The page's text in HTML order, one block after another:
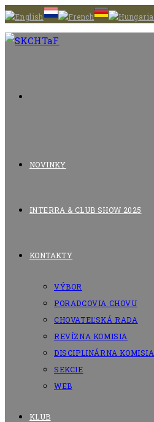
Skip
content
NOVINKY
INTERRA & CLUB SHOW 2025
KONTAKTY
VÝBOR
PORADCOVIA CHOVU
CHOVATEĽSKÁ RADA
REVÍZNA KOMISIA
DISCIPLINÁRNA KOMISIA
SEKCIE
WEB
KLUB